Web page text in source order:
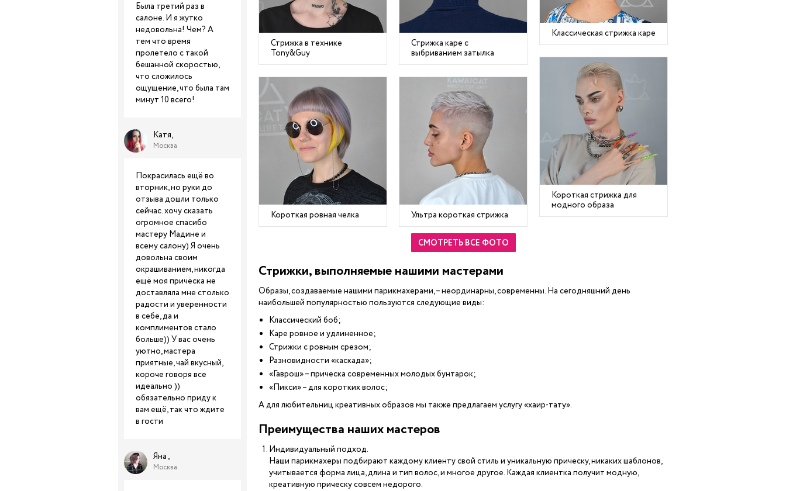
Была третий раз в
салоне. И я жутко
недовольна! Чем? А
тем что время
пролетело с такой
бешанной скоростью,
что сложилось
ощущение, что была там
минут 10 всего!
Катя,
Москва
Покрасилась ещё во
вторник, но руки до
отзыва дошли только
сейчас. хочу сказать
огромное спасибо
мастеру Мадине и
всему салону) Я очень
довольна своим
окрашиванием, никогда
ещё моя причёска не
доставляла мне столько
радости и уверенности
в себе, да и
комплиментов стало
больше)) У вас очень
уютно, мастера
приятные, чай вкусный,
короче говоря все
идеально ))
обязательно приду к
вам ещё, так что ждите
в гости
Яна ,
Москва
Классическая стрижка каре
Стрижка в технике
Tony&Guy
Стрижка каре с
выбриванием затылка
Короткая стрижка для
модного образа
Короткая ровная челка
Ультра короткая стрижка
СМОТРЕТЬ ВСЕ ФОТО
Стрижки, выполняемые нашими мастерами
Образы, создаваемые нашими парикмахерами, – неординарны, современны. На сегодняшний день
наибольшей популярностью пользуются следующие виды:
Классический боб;
Каре ровное и удлиненное;
Стрижки с ровным срезом;
Разновидности «каскада»;
«Гаврош» – прическа современных молодых бунтарок;
«Пикси» – для коротких волос;
А для любительниц креативных образов мы также предлагаем услугу «хаир-тату».
Преимущества наших мастеров
Индивидуальный подход.
Наши парикмахеры подбирают каждому клиенту свой стиль и уникальную прическу, никаких шаблонов,
учитывается форма лица, длина и тип волос, и многое другое. Каждая клиентка получит модную,
креативную прическу совсем недорого.